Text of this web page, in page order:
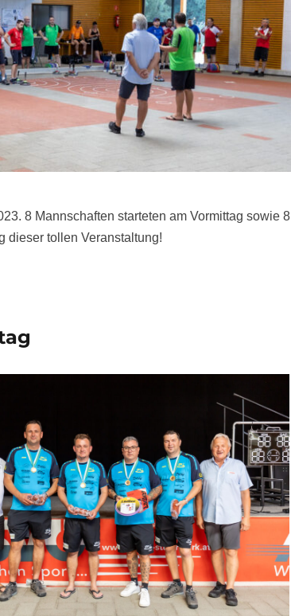
8 Mannschaften starteten am Vormittag sowie 8
dieser tollen Veranstaltung!